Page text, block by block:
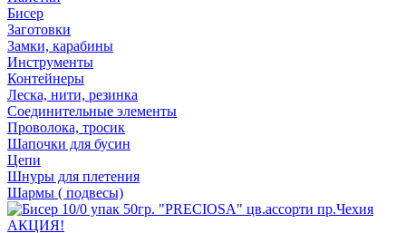
Бисер
Заготовки
Замки, карабины
Инструменты
Контейнеры
Леска, нити, резинка
Соединительные элементы
Проволока, тросик
Шапочки для бусин
Цепи
Шнуры для плетения
Шармы ( подвесы)